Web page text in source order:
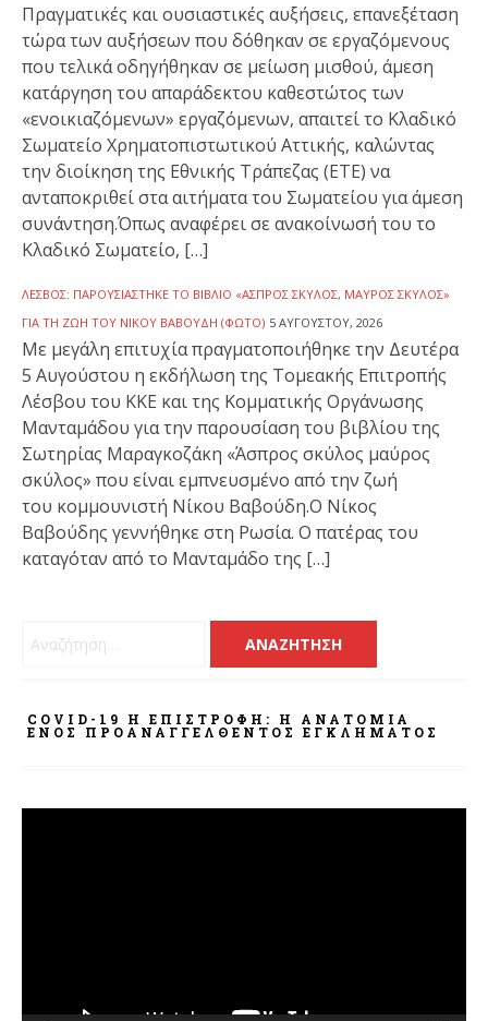
Πραγματικές και ουσιαστικές αυξήσεις, επανεξέταση
τώρα των αυξήσεων που δόθηκαν σε εργαζόμενους
που τελικά οδηγήθηκαν σε μείωση μισθού, άμεση
κατάργηση του απαράδεκτου καθεστώτος των
«ενοικιαζόμενων» εργαζόμενων, απαιτεί το Κλαδικό
Σωματείο Χρηματοπιστωτικού Αττικής, καλώντας
την διοίκηση της Εθνικής Τράπεζας (ΕΤΕ) να
ανταποκριθεί στα αιτήματα του Σωματείου για άμεση
συνάντηση.Όπως αναφέρει σε ανακοίνωσή του το
Κλαδικό Σωματείο, […]
ΛΈΣΒΟΣ: ΠΑΡΟΥΣΙΆΣΤΗΚΕ ΤΟ ΒΙΒΛΊΟ «ΆΣΠΡΟΣ ΣΚΎΛΟΣ, ΜΑΎΡΟΣ ΣΚΎΛΟΣ»
ΓΙΑ ΤΗ ΖΩΉ ΤΟΥ ΝΊΚΟΥ ΒΑΒΟΎΔΗ (ΦΩΤΟ) 5 ΑΥΓΟΎΣΤΟΥ, 2026
Με μεγάλη επιτυχία πραγματοποιήθηκε την Δευτέρα
5 Αυγούστου η εκδήλωση της Τομεακής Επιτροπής
Λέσβου του ΚΚΕ και της Κομματικής Οργάνωσης
Μανταμάδου για την παρουσίαση του βιβλίου της
Σωτηρίας Μαραγκοζάκη «Άσπρος σκύλος μαύρος
σκύλος» που είναι εμπνευσμένο από την ζωή
του κομμουνιστή Νίκου Βαβούδη.Ο Νίκος
Βαβούδης γεννήθηκε στη Ρωσία. Ο πατέρας του
καταγόταν από το Μανταμάδο της […]
Αναζήτηση για:
COVID-19 Η ΕΠΙΣΤΡΟΦΗ: Η ΑΝΑΤΟΜΊΑ
ΕΝΌΣ ΠΡΟΑΝΑΓΓΕΛΘΈΝΤΟΣ ΕΓΚΛΉΜΑΤΟΣ